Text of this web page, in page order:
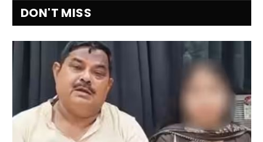
DON'T MISS